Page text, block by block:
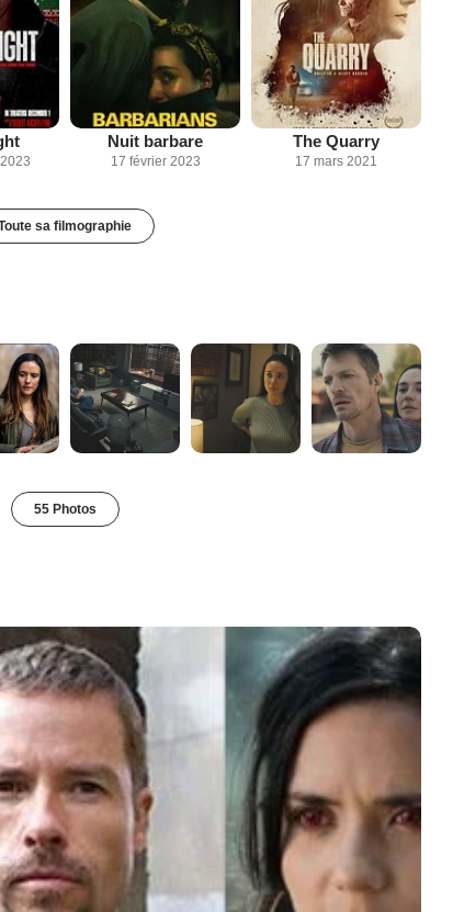
Nuit barbare
17 février 2023
The Quarry
17 mars 2021
sa filmographie
55 Photos